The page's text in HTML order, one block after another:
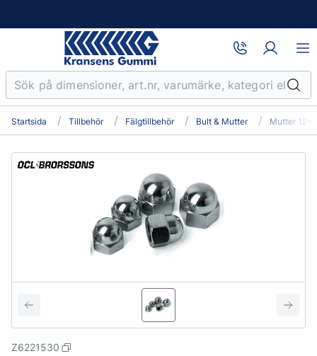
Startsida Tillbehör Fälgtillbehör Bult & Mutter Mutter
Z6221530